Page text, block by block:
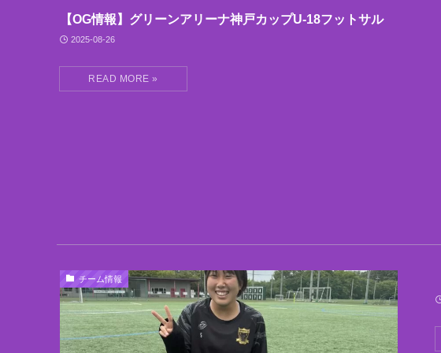
【OG情報】グリーンアリーナ神戸カップU-18フットサル
2025-08-26
チーム情報